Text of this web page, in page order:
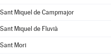
Sant Miquel de Campmajor
Sant Miquel de Fluvià
Sant Mori